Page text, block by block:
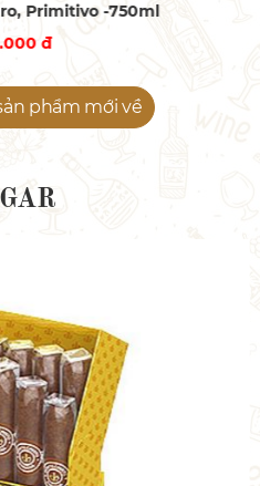
Primitivo -750ml
đ
phẩm mới về